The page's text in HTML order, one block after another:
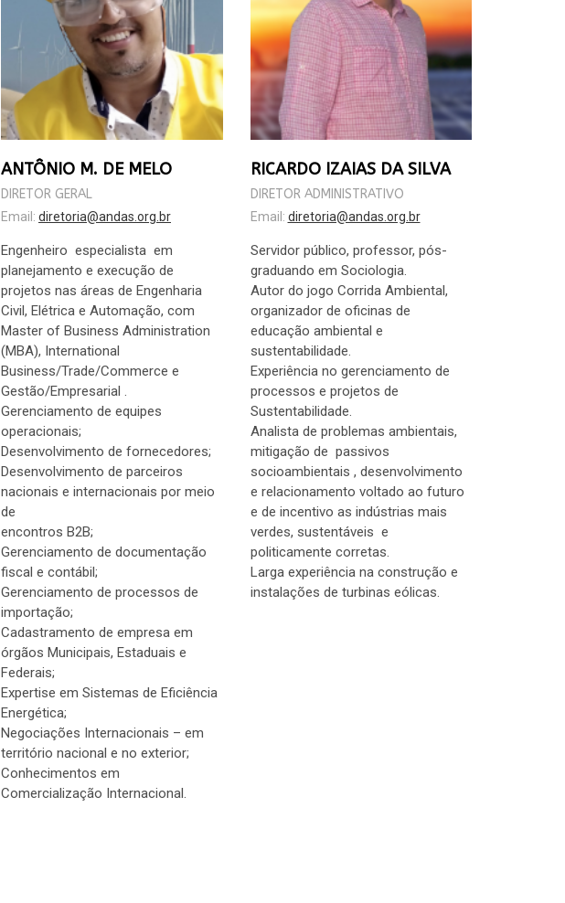
ANTÔNIO M. DE MELO
DIRETOR GERAL
Email: diretoria@andas.org.br
Engenheiro especialista em
planejamento e execução de
projetos nas áreas de Engenharia
Civil, Elétrica e Automação, com
Master of Business Administration
(MBA), International
Business/Trade/Commerce e
Gestão/Empresarial .
Gerenciamento de equipes
operacionais;
Desenvolvimento de fornecedores;
Desenvolvimento de parceiros
nacionais e internacionais por meio
de
encontros B2B;
Gerenciamento de documentação
fiscal e contábil;
Gerenciamento de processos de
importação;
Cadastramento de empresa em
órgãos Municipais, Estaduais e
Federais;
Expertise em Sistemas de Eficiência
Energética;
Negociações Internacionais – em
território nacional e no exterior;
Conhecimentos em
Comercialização Internacional.
RICARDO IZAIAS DA SILVA
DIRETOR ADMINISTRATIVO
Email: diretoria@andas.org.br
Servidor público, professor, pós-
graduando em Sociologia.
Autor do jogo Corrida Ambiental,
organizador de oficinas de
educação ambiental e
sustentabilidade.
Experiência no gerenciamento de
processos e projetos de
Sustentabilidade.
Analista de problemas ambientais,
mitigação de passivos
socioambientais , desenvolvimento
e relacionamento voltado ao futuro
e de incentivo as indústrias mais
verdes, sustentáveis e
politicamente corretas.
Larga experiência na construção e
instalações de turbinas eólicas.